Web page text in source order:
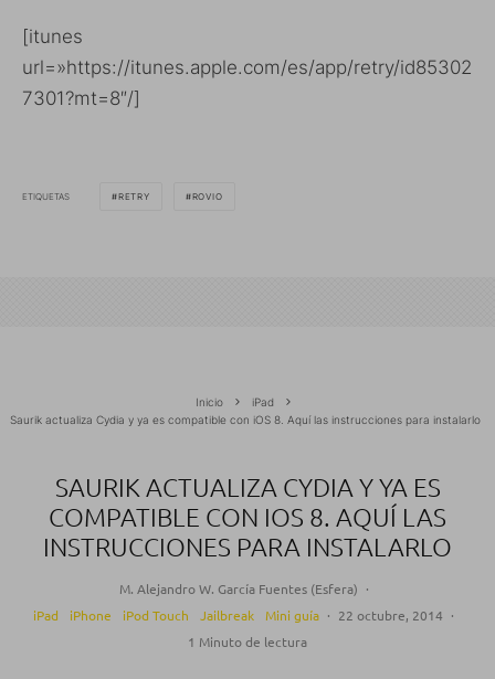
[itunes
url=»https://itunes.apple.com/es/app/retry/id85302
7301?mt=8″/]
ETIQUETAS RETRY ROVIO
Inicio
iPad
Saurik actualiza Cydia y ya es compatible con iOS 8. Aquí las instrucciones para instalarlo
SAURIK ACTUALIZA CYDIA Y YA ES
COMPATIBLE CON IOS 8. AQUÍ LAS
INSTRUCCIONES PARA INSTALARLO
M. Alejandro W. García Fuentes (Esfera) ·
iPad
iPhone iPod Touch Jailbreak Mini guía · 22 octubre, 2014 ·
1 Minuto de lectura